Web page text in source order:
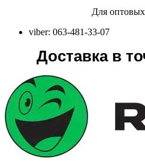
Для оптовых
viber: 063-481-33-07
Доставка в